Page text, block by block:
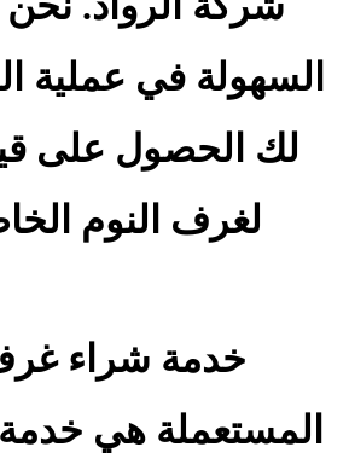
السهولة في عملية
لك الحصول على
لغرف النوم
خدمة شراء
المستعملة هي